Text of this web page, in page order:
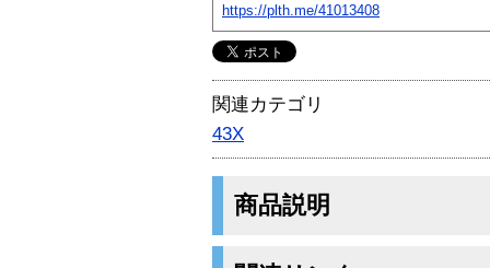
https://plth.me/41013408
関連カテゴリ
43X
商品説明